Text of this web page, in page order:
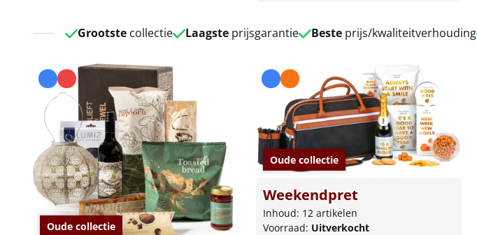
Oude collectie
Oude collectie
Weekendpret
Inhoud: 12 artikelen
Voorraad: Uitverkocht
Grootstecollectie Laagsteprijsgarantie Besteprijs/kwaliteitverhouding